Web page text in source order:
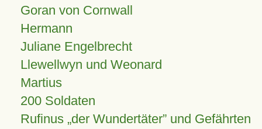
Goran von Cornwall
Hermann
Juliane Engelbrecht
Llewellwyn und Weonard
Martius
200 Soldaten
Rufinus „der Wundertäter” und Gefährten